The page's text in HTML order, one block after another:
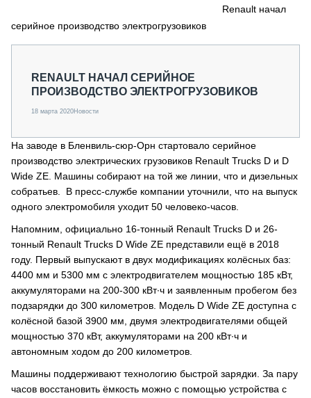
СПЕЦПРОЕКТЫ
О ПРОЕКТЕ
Renault начал
серийное производство электрогрузовиков
RENAULT НАЧАЛ СЕРИЙНОЕ
ПРОИЗВОДСТВО ЭЛЕКТРОГРУЗОВИКОВ
18 марта 2020Новости
На заводе в Бленвиль-сюр-Орн стартовало серийное
производство электрических грузовиков Renault Trucks D и D
Wide ZE. Машины собирают на той же линии, что и дизельных
собратьев. В пресс-службе компании уточнили, что на выпуск
одного электромобиля уходит 50 человеко-часов.
Напомним, официально 16-тонный Renault Trucks D и 26-
тонный Renault Trucks D Wide ZE представили ещё в 2018
году. Первый выпускают в двух модификациях колёсных баз:
4400 мм и 5300 мм с электродвигателем мощностью 185 кВт,
аккумуляторами на 200-300 кВт∙ч и заявленным пробегом без
подзарядки до 300 километров. Модель D Wide ZE доступна с
колёсной базой 3900 мм, двумя электродвигателями общей
мощностью 370 кВт, аккумуляторами на 200 кВт∙ч и
автономным ходом до 200 километров.
Машины поддерживают технологию быстрой зарядки. За пару
часов восстановить ёмкость можно с помощью устройства с